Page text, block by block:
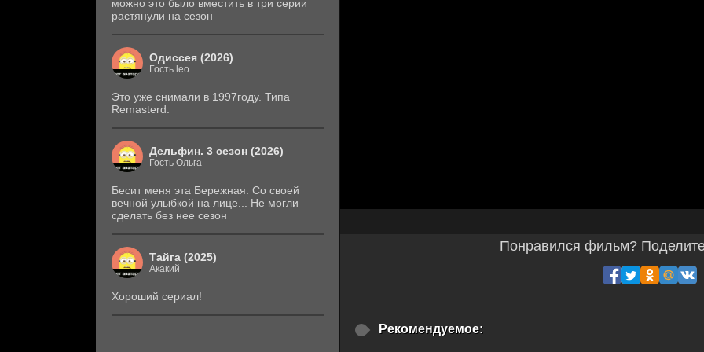
Понравился фильм?
Рекомендуемое:
можно это было вместить в три серии
растянули на сезон
Одиссея (2026)
Гость leo
Это уже снимали в 1997году. Типа
Remasterd.
Дельфин. 3 сезон (2026)
Гость Ольга
Бесит меня эта Бережная. Со своей
вечной улыбкой на лице... Не могли
сделать без нее сезон
Тайга (2025)
Акакий
Хороший сериал!